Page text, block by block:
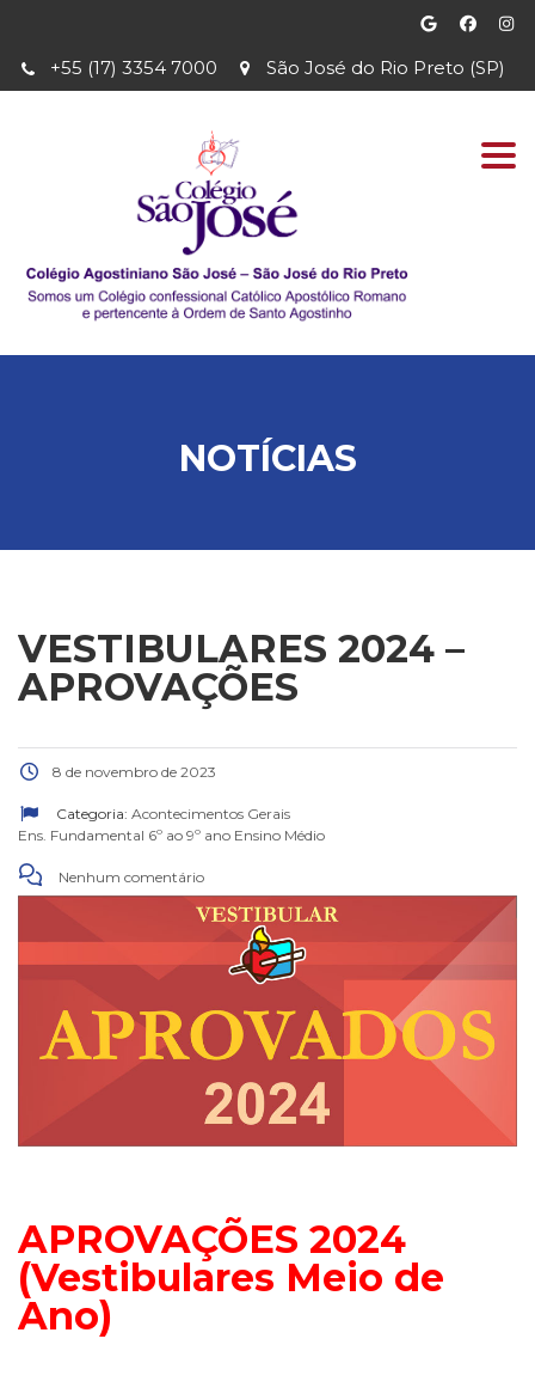
São José do Rio Preto (SP)
+55 (17) 3354 7000
NOTÍCIAS
VESTIBULARES 2024 –
APROVAÇÕES
8 de novembro de 2023
Categoria: Acontecimentos Gerais
Ens. Fundamental 6º ao 9º ano Ensino Médio
Nenhum comentário
APROVAÇÕES 2024
(Vestibulares Meio de
Ano)